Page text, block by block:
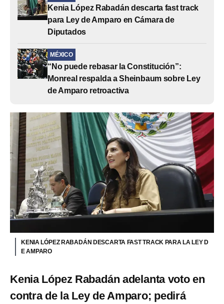
Kenia López Rabadán descarta fast track
para Ley de Amparo en Cámara de
Diputados
MÉXICO
“No puede rebasar la Constitución”:
Monreal respalda a Sheinbaum sobre Ley
de Amparo retroactiva
KENIA LÓPEZ RABADÁN DESCARTA FAST TRACK PARA LA LEY D
E AMPARO
Kenia López Rabadán adelanta voto en
contra de la Ley de Amparo; pedirá